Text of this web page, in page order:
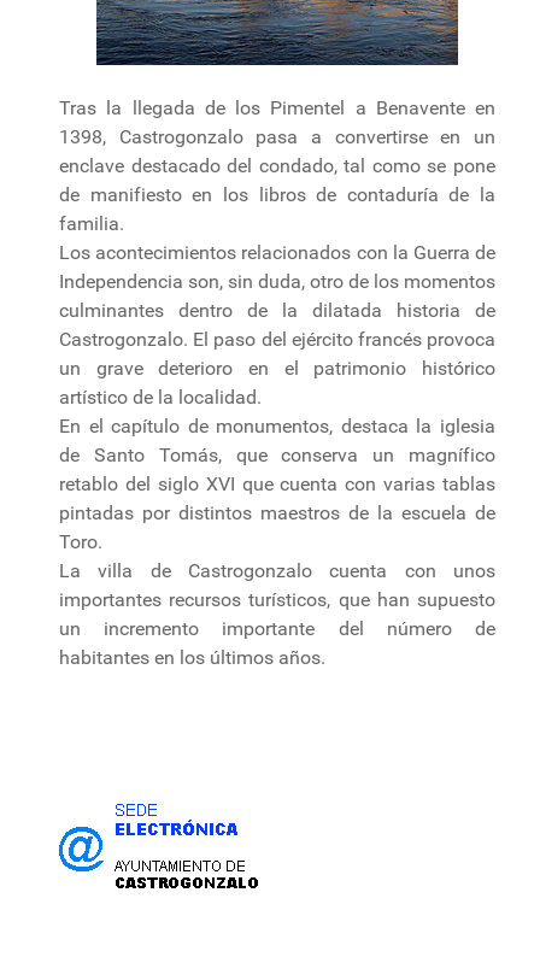
Tras la llegada de los Pimentel a Benavente en
1398, Castrogonzalo pasa a convertirse en un
enclave destacado del condado, tal como se pone
de manifiesto en los libros de contaduría de la
familia.
Los acontecimientos relacionados con la Guerra de
Independencia son, sin duda, otro de los momentos
culminantes dentro de la dilatada historia de
Castrogonzalo. El paso del ejército francés provoca
un grave deterioro en el patrimonio histórico
artístico de la localidad.
En el capítulo de monumentos, destaca la iglesia
de Santo Tomás, que conserva un magnífico
retablo del siglo XVI que cuenta con varias tablas
pintadas por distintos maestros de la escuela de
Toro.
La villa de Castrogonzalo cuenta con unos
importantes recursos turísticos, que han supuesto
un incremento importante del número de
habitantes en los últimos años.